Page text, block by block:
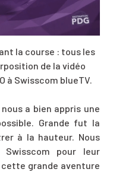
la course : tousles
de la vidéo
à Swisscom blueTV.
a bien appris une
Grande fut la
à la hauteur. Nous
Swisscom pour leur
grande aventure